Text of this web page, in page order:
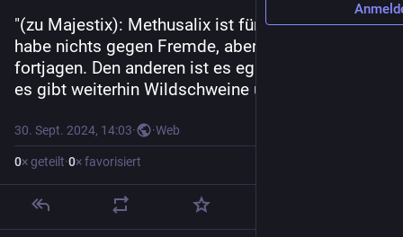
"(zu Majestix): Methusalix ist für dich. Er sagt, er
habe nichts gegen Fremde, aber man müsse sie
fortjagen. Den anderen ist es egal. Hauptsache,
es gibt weiterhin Wildschweine und Römer..."
30. Sept. 2024, 14:03· ·Web
0× geteilt·0× favorisiert